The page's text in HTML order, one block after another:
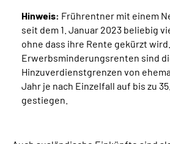
Leichte Sprache
Mein
Hinweis: Frührentner mit einem
seit dem 1. Januar 2023 beliebig
ohne dass ihre Rente gekürzt
Erwerbsminderungsrenten sind
Hinzuverdienstgrenzen von
Jahr je nach Einzelfall auf bis zu
gestiegen.